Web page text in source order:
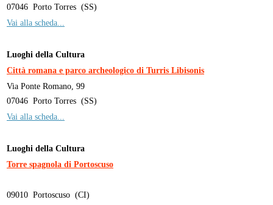
07046 Porto Torres (SS)
Vai alla scheda...
Luoghi della Cultura
Città romana e parco archeologico di Turris Libisonis
Via Ponte Romano, 99
07046 Porto Torres (SS)
Vai alla scheda...
Luoghi della Cultura
Torre spagnola di Portoscuso
09010 Portoscuso (CI)